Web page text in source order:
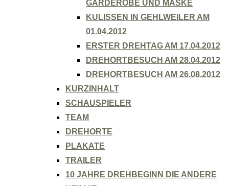
GARDEROBE UND MASKE
KULISSEN IN GEHLWEILER AM
01.04.2012
ERSTER DREHTAG AM 17.04.2012
DREHORTBESUCH AM 28.04.2012
DREHORTBESUCH AM 26.08.2012
KURZINHALT
SCHAUSPIELER
TEAM
DREHORTE
PLAKATE
TRAILER
10 JAHRE DREHBEGINN DIE ANDERE